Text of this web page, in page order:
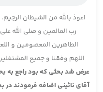
اعوذ بالله من الشیطان
رب العالمین و صلی الله
الطاهرین المعصومین و
اللهم وفقنا و جمیع
عرض شد بحثی که بود راجع به
آقای نائینی اضافه فرمودند در